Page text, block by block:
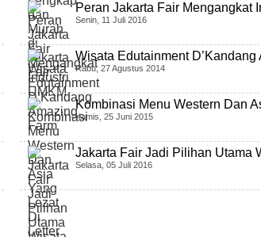
Peran Jakarta Fair Mengangkat
Senin, 11 Juli 2016
Wisata Edutainment D’Kandang
Rabu, 27 Agustus 2014
Kombinasi Menu Western Dan
Kamis, 25 Juni 2015
Jakarta Fair Jadi Pilihan Utama
Selasa, 05 Juli 2016